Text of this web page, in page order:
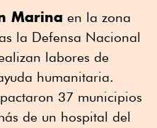
Marina en la zona
la Defensa Nacional
labores de
humanitaria.
37 municipios
de un hospital del